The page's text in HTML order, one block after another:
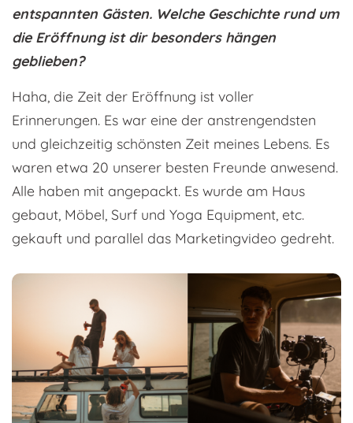
entspannten Gästen. Welche Geschichte rund um
die Eröffnung ist dir besonders hängen
geblieben?
Haha, die Zeit der Eröffnung ist voller
Erinnerungen. Es war eine der anstrengendsten
und gleichzeitig schönsten Zeit meines Lebens. Es
waren etwa 20 unserer besten Freunde anwesend.
Alle haben mit angepackt. Es wurde am Haus
gebaut, Möbel, Surf und Yoga Equipment, etc.
gekauft und parallel das Marketingvideo gedreht.